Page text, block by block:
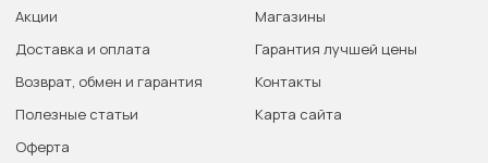
Акции
Доставка и оплата
Возврат, обмен и гарантия
Полезные статьи
Оферта
Магазины
Гарантия лучшей цены
Контакты
Карта сайта